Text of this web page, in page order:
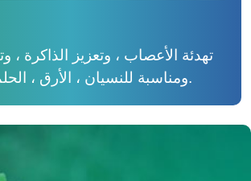
تهدئة الأعصاب ، وتعزيز الذاكرة ،
ومناسبة للنسيان ، الأرق ، الحلم ، الأرق ، إلخ.